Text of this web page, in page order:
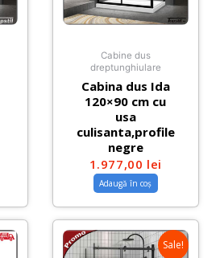
Cabine dus
dreptunghiulare
Cabina dus Ida
120×90 cm cu
usa
culisanta,profile
negre
1.977,00 lei
Adaugă în coș
Sale!